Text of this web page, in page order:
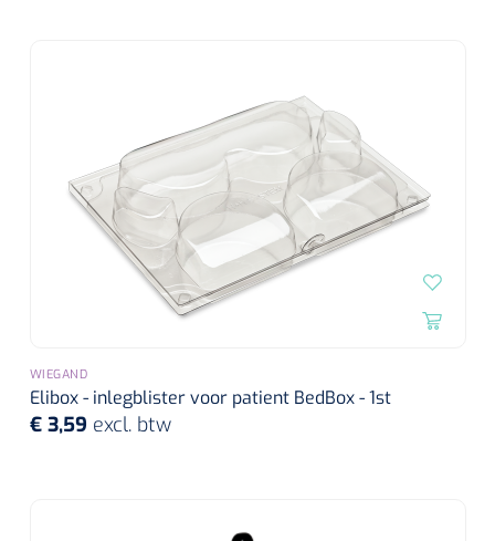
WIEGAND
Elibox - inlegblister voor patient BedBox - 1st
€ 3,59 excl. btw